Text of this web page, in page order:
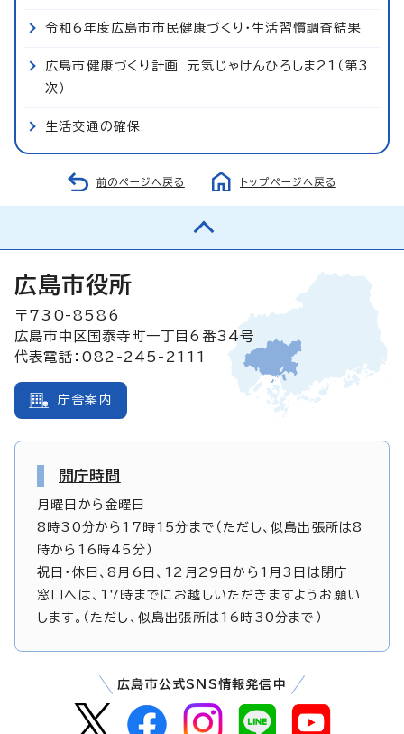
令和6年度広島市市民健康づくり・生活習慣調査結果
広島市健康づくり計画 元気じゃけんひろしま21（第3
次）
生活交通の確保
前のページへ戻る トップページへ戻る
広島市役所
〒730-8586
広島市中区国泰寺町一丁目6番34号
代表電話：082-245-2111
庁舎案内
開庁時間
月曜日から金曜日
8時30分から17時15分まで（ただし、似島出張所は8
時から16時45分）
祝日・休日、8月6日、12月29日から1月3日は閉庁
窓口へは、17時までにお越しいただきますようお願い
します。（ただし、似島出張所は16時30分まで）
広島市公式SNS情報発信中